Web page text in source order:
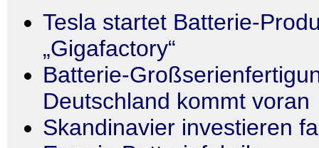
Tesla startet Batterie-
„Gigafactory“
Batterie-
Deutschland kommt voran
Skandinavier investieren